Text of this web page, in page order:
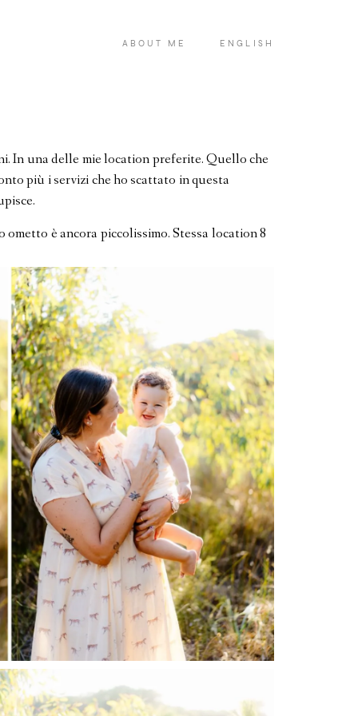
ABOUT ME ENGLISH
In una delle mie location preferite. Quello che
più i servizi che ho scattato in questa
ometto è ancora piccolissimo. Stessa location 8